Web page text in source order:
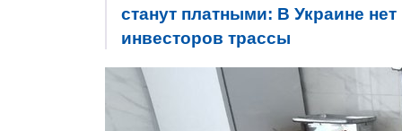
станут платными: В Украине
инвесторов трассы